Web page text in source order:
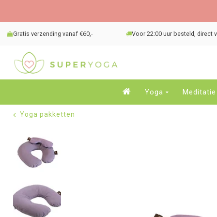
Gratis verzending vanaf €60,- Voor 22:00 uur besteld, direct
Yoga Meditatie
Yoga pakketten